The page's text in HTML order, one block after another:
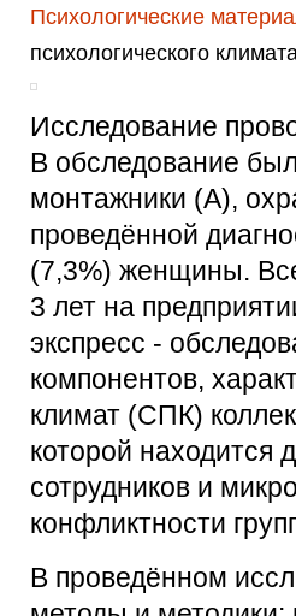
Психологические
психологического
Исследование
В обследование
монтажники (А),
проведённой
(7,3%) женщины.
3 лет на
экспресс -
компонентов,
климат (СПК)
которой находится
сотрудников и
конфликтности
В проведённом